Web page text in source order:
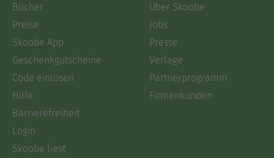
Bücher
Preise
Skoobe App
Geschenkgutscheine
Code einlösen
Hilfe
Barrierefreiheit
Login
Skoobe liest
Über Skoobe
Jobs
Presse
Verlage
Partnerprogramm
Firmenkunden